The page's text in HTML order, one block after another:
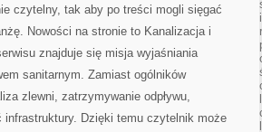
czytelny, tak aby po treści mogli sięgać
Nowości na stronie to Kanalizacja i
znajduje się misja wyjaśniania
sanitarnym. Zamiast ogólników
zlewni, zatrzymywanie odpływu,
infrastruktury. Dzięki temu czytelnik może